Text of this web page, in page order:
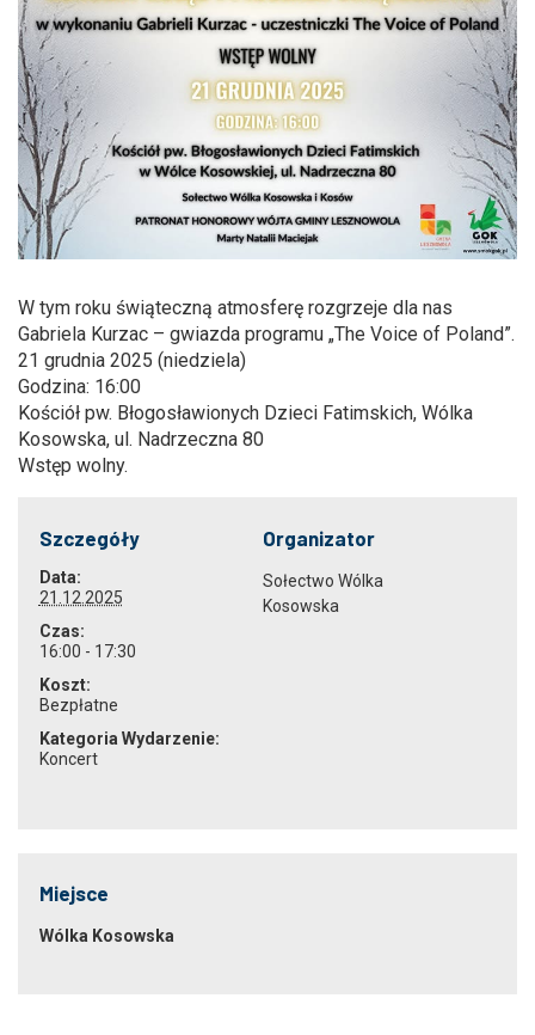
W tym roku świąteczną atmosferę rozgrzeje dla nas
Gabriela Kurzac – gwiazda programu „The Voice of Poland”.
21 grudnia 2025 (niedziela)
Godzina: 16:00
Kościół pw. Błogosławionych Dzieci Fatimskich, Wólka
Kosowska, ul. Nadrzeczna 80
Wstęp wolny.
Szczegóły
Data:
21.12.2025
Czas:
16:00 - 17:30
Koszt:
Bezpłatne
Kategoria Wydarzenie:
Koncert
Organizator
Sołectwo Wólka
Kosowska
Miejsce
Wólka Kosowska